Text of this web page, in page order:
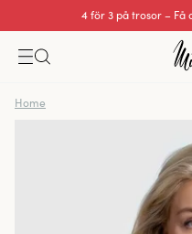
4 för 3 på trosor – Få
Utmärkt
Home